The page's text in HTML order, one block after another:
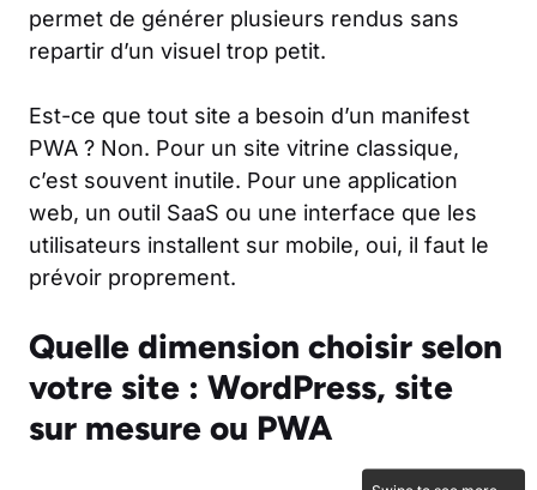
permet de générer plusieurs rendus sans
repartir d’un visuel trop petit.
Est-ce que tout site a besoin d’un manifest
PWA ? Non. Pour un site vitrine classique,
c’est souvent inutile. Pour une application
web, un outil SaaS ou une interface que les
utilisateurs installent sur mobile, oui, il faut le
prévoir proprement.
Quelle dimension choisir selon
votre site : WordPress, site
sur mesure ou PWA